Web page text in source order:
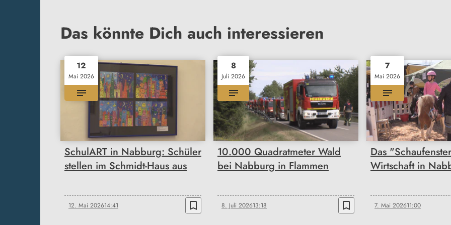
Das könnte Dich auch interessieren
12
Mai 2026
SchulART in Nabburg: Schüler
stellen im Schmidt-Haus aus
12. Mai 202614:41 bookmark_border
8
Juli 2026
10.000 Quadratmeter Wald
bei Nabburg in Flammen
8. Juli 202613:18 bookmark_border
7
Mai 2026
Das
Wirtschaft in
7. Mai 202611:00